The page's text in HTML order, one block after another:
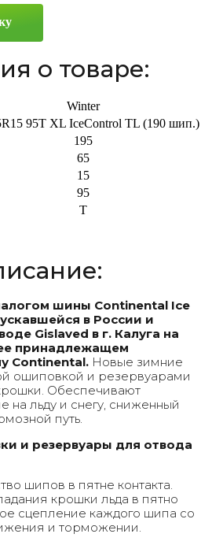
о товаре:
Winter
95T XL IceControl TL (190 шип.)
195
65
15
95
T
шины Continental Ice
в России и
Gislaved в г. Калуга на
принадлежащем
Continental. Новые зимние
ошиповкой и резервуарами
Обеспечивают
на льду и снегу, сниженный
путь.
и резервуары для отвода
шипов в пятне контакта.
крошки льда в пятно
сцепление каждого шипа со
и торможении.